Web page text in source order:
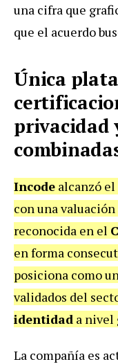
una cifra que
que el acuerdo
Única
privacidad
Incode alcanzó
con una valuación
reconocida en el
en forma
posiciona como
validados del
identidad a nivel
La compañía es